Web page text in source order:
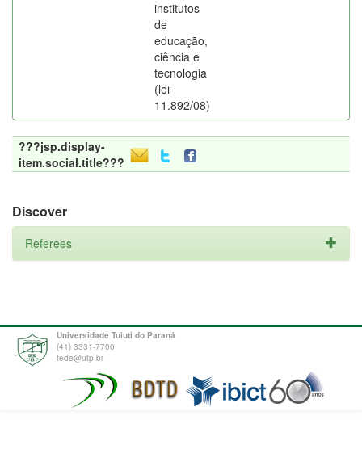
institutos
de
educação,
ciência e
tecnologia
(lei
11.892/08)
???jsp.display-
item.social.title???
Discover
Referees
Universidade Tuiuti do Paraná
(41) 3331-7700
tede@utp.br